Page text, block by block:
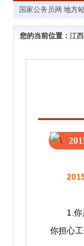
行测真题 在线
国家公务员网 地方
您的当前位置： 江
1.你是
你担心